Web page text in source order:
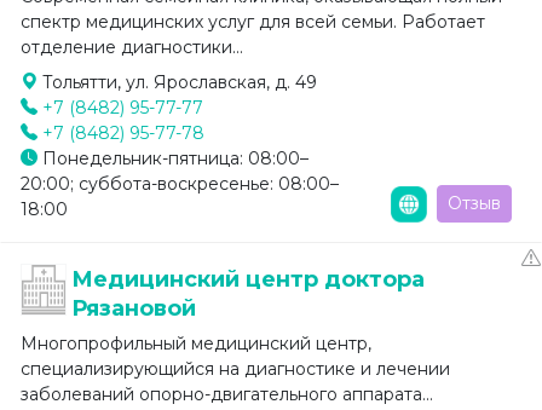
спектр медицинских услуг для всей семьи. Работает
отделение диагностики...
Тольятти, ул. Ярославская, д. 49
+7 (8482) 95-77-77
+7 (8482) 95-77-78
Понедельник-пятница: 08:00–
20:00; суббота-воскресенье: 08:00–
18:00
Отзыв
Медицинский центр доктора
Рязановой
Многопрофильный медицинский центр,
специализирующийся на диагностике и лечении
заболеваний опорно-двигательного аппарата...